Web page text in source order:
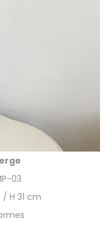
03
H 31 cm